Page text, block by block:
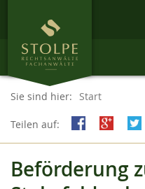
Sie sind hier:
Start
Teilen auf:
Beförderung